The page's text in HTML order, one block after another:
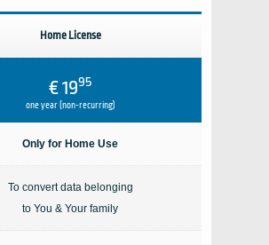
Home License
€ 1995
one year (non-recurring)
Only for Home Use
To convert data belonging
to You & Your family